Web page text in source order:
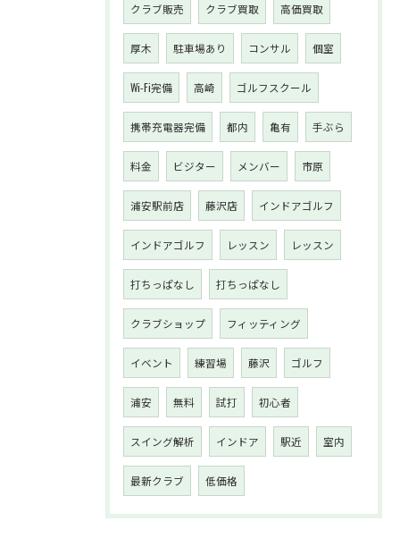
クラブ販売 クラブ買取 高価買取
厚木 駐車場あり コンサル 個室
Wi-Fi完備 高崎 ゴルフスクール
携帯充電器完備 都内 亀有 手ぶら
料金 ビジター メンバー 市原
浦安駅前店 藤沢店 インドアゴルフ
インドアゴルフ レッスン レッスン
打ちっぱなし 打ちっぱなし
クラブショップ フィッティング
イベント 練習場 藤沢 ゴルフ
浦安 無料 試打 初心者
スイング解析 インドア 駅近 室内
最新クラブ 低価格